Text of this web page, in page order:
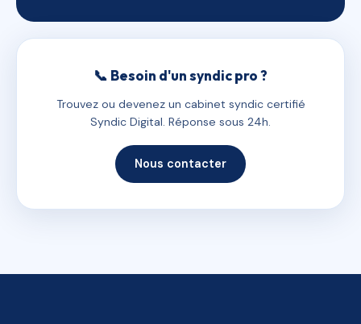
📞 Besoin d'un syndic pro ?
Trouvez ou devenez un cabinet syndic certifié
Syndic Digital. Réponse sous 24h.
Nous contacter